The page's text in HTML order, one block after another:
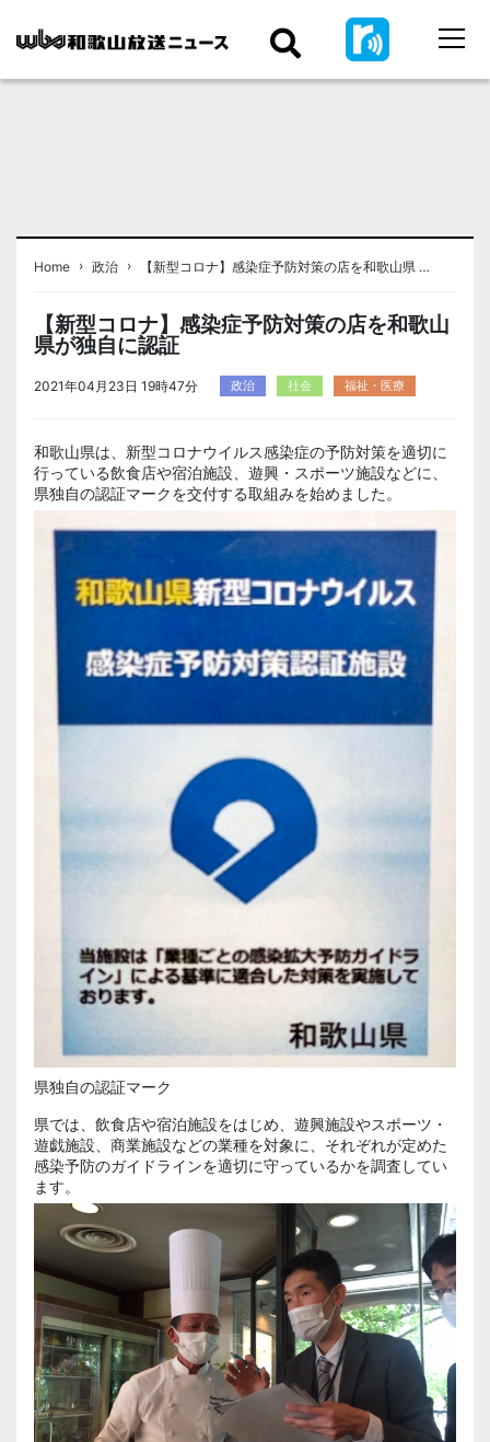
Home › 政治 › 【新型コロナ】感染症予防対策の店を和歌山県 …
【新型コロナ】感染症予防対策の店を和歌山
県が独自に認証
2021年04月23日 19時47分 政治 社会 福祉・医療
和歌山県は、新型コロナウイルス感染症の予防対策を適切に
行っている飲食店や宿泊施設、遊興・スポーツ施設などに、
県独自の認証マークを交付する取組みを始めました。
県独自の認証マーク
県では、飲食店や宿泊施設をはじめ、遊興施設やスポーツ・
遊戯施設、商業施設などの業種を対象に、それぞれが定めた
感染予防のガイドラインを適切に守っているかを調査してい
ます。